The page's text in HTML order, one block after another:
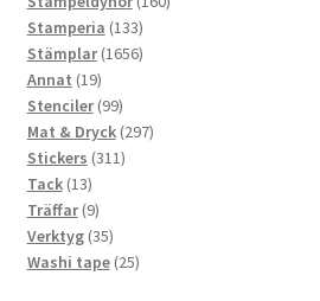
Stamperia 133133
produkter
Stämplar 16561656
Annat 1919
produkter
Stenciler 9999
produkter
Mat & Dryck 297297
Stickers 311311
Tack 1313
produkter
Träffar 99
produkter
Verktyg 3535
produkter
Washi tape 2525